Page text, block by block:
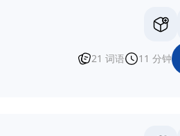
21 词语 11 分钟